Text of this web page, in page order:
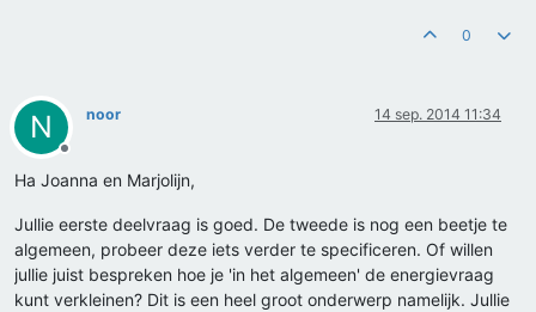
0
N
Offline
noor 14 sep. 2014 11:34
Ha Joanna en Marjolijn,
Jullie eerste deelvraag is goed. De tweede is nog een beetje te
algemeen, probeer deze iets verder te specificeren. Of willen
jullie juist bespreken hoe je 'in het algemeen' de energievraag
kunt verkleinen? Dit is een heel groot onderwerp namelijk. Jullie